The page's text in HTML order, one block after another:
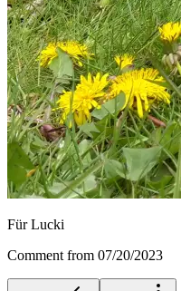
Für Lucki
Comment from 07/20/2023